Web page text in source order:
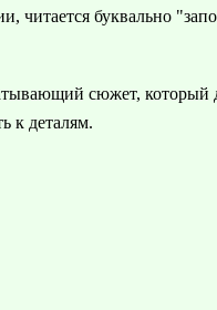
читается буквально
сюжет,
к деталям.